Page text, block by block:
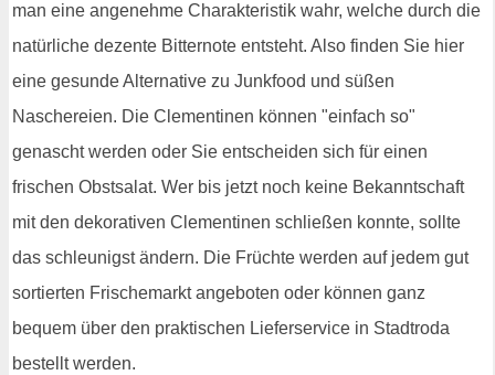
man eine angenehme Charakteristik wahr, welche durch die
natürliche dezente Bitternote entsteht. Also finden Sie hier
eine gesunde Alternative zu Junkfood und süßen
Naschereien. Die Clementinen können "einfach so"
genascht werden oder Sie entscheiden sich für einen
frischen Obstsalat. Wer bis jetzt noch keine Bekanntschaft
mit den dekorativen Clementinen schließen konnte, sollte
das schleunigst ändern. Die Früchte werden auf jedem gut
sortierten Frischemarkt angeboten oder können ganz
bequem über den praktischen Lieferservice in Stadtroda
bestellt werden.